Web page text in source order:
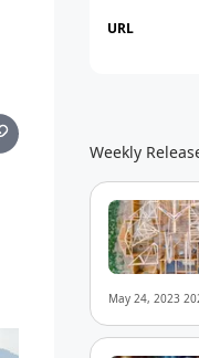
URL
Weekly
May 24, 2023